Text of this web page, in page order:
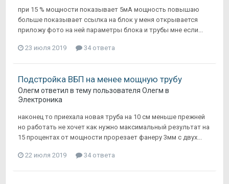
при 15 % мощности показывает 5мА мощность повышаю
больше показывает ссылка на блок у меня открывается
приложу фото на ней параметры блока и трубы мне если...
23 июля 2019 34 ответа
Подстройка ВБП на менее мощную трубу
Олегм ответил в тему пользователя Олегм в
Электроника
наконец то приехала новая труба на 10 см меньше прежней
но работать не хочет как нужно максимальный результат на
15 процентах от мощности прорезает фанеру 3мм с двух...
22 июля 2019 34 ответа